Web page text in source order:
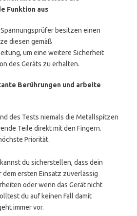
Funktion aus
besitzen einen
diesen gemäß
um eine weitere Sicherheit
des Geräts zu erhalten.
Berührungen und arbeite
des Tests niemals die Metallspitzen
Teile direkt mit den Fingern.
Priorität.
du sicherstellen, dass dein
dem ersten Einsatz zuverlässig
oder wenn das Gerät nicht
du auf keinen Fall damit
immer vor.